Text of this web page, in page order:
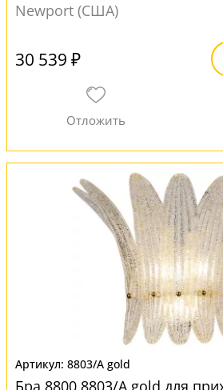
Newport (США)
30 539 ₽
8803/A gold
Бра 8800 8803/A gold для